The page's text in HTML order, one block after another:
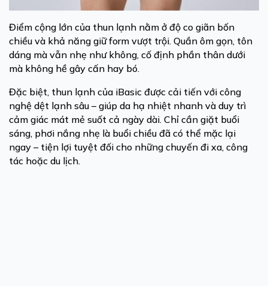
Điểm cộng lớn của thun lạnh nằm ở độ co giãn bốn
chiều và khả năng giữ form vượt trội. Quần ôm gọn, tôn
dáng mà vẫn nhẹ như không, cố định phần thân dưới
mà không hề gây cấn hay bó.
Đặc biệt, thun lạnh của iBasic được cải tiến với công
nghệ dệt lạnh sâu – giúp da hạ nhiệt nhanh và duy trì
cảm giác mát mẻ suốt cả ngày dài. Chỉ cần giặt buổi
sáng, phơi nắng nhẹ là buổi chiều đã có thể mặc lại
ngay – tiện lợi tuyệt đối cho những chuyến đi xa, công
tác hoặc du lịch.